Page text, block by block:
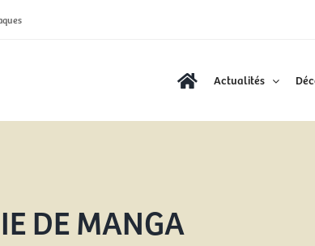
Actualités
DE MANGA